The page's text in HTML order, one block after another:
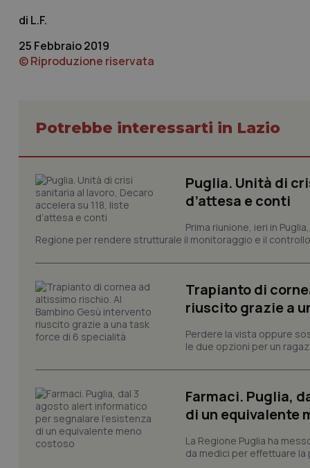
L.F.
25 Febbraio 2019
© Riproduzione riservata
Potrebbe interessarti in Lazio
Puglia. Unità di
d’attesa e conti
Prima riunione, ieri in
Regione per rendere strutturale il monitoraggio e il
Trapianto di
riuscito grazie a
Perdere la vista oppure
le due opzioni per un
Farmaci. Puglia,
di un equivalente
La Regione Puglia ha
da medici per effettuare la
tracking-sites-
session-id
PHPSESSID
_ga_KM60CM4NPH